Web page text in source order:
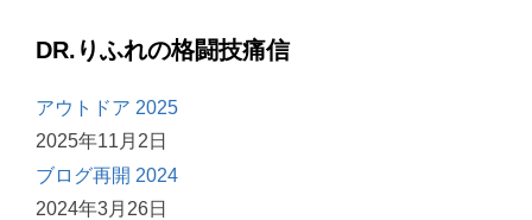
DR.りふれの格闘技痛信
アウトドア 2025
2025年11月2日
ブログ再開 2024
2024年3月26日